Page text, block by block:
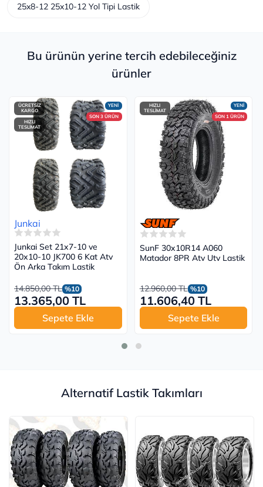
25x8-12 25x10-12 Yol Tipi Lastik
Bu ürünün yerine tercih edebileceğiniz
ürünler
YENİ
SON 3 ÜRÜN
ÜCRETSİZ
KARGO
HIZLI
TESLİMAT
Junkai
Junkai Set 21x7-10 ve
20x10-10 JK700 6 Kat Atv
Ön Arka Takım Lastik
14.850,00 TL %10
13.365,00 TL
Sepete Ekle
YENİ
SON 1 ÜRÜN
HIZLI
TESLİMAT
SunF 30x10R14 A060
Matador 8PR Atv Utv Lastik
12.960,00 TL %10
11.606,40 TL
Sepete Ekle
Alternatif Lastik Takımları